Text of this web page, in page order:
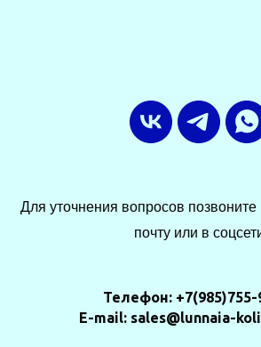
Для уточнения вопросов
почту или в
Телефон: +7(985)755-
E-mail: sales@lunnaia-